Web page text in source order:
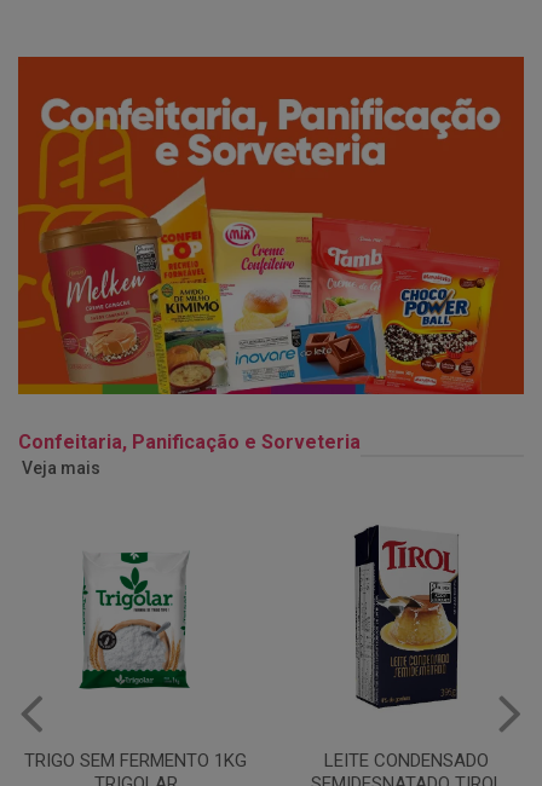
Confeitaria, Panificação e Sorveteria
Veja mais
LEITE CONDENSADO
CHANTILINHO EM PO 400G